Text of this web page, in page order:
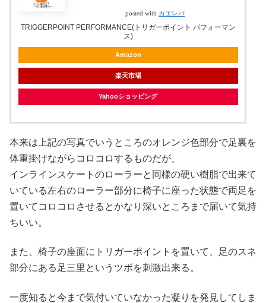
posted with カエレバ
TRIGGERPOINT PERFORMANCE(トリガーポイント パフォーマン
ス)
Amazon
楽天市場
Yahooショッピング
本来は上記の写真でいうところのオレンジ色部分で足裏を
体重掛けながらコロコロするものだが、
インラインスケートのローラーと同様の硬い樹脂で出来て
いている左右のローラー部分に椅子に座った状態で両足を
置いてコロコロさせるとかなり深いところまで届いて気持
ちいい。
また、椅子の座面にトリガーポイントを置いて、足のスネ
部分にある足三里というツボを刺激出来る。
一度知ると今まで気付いていなかった凝りを発見してしま